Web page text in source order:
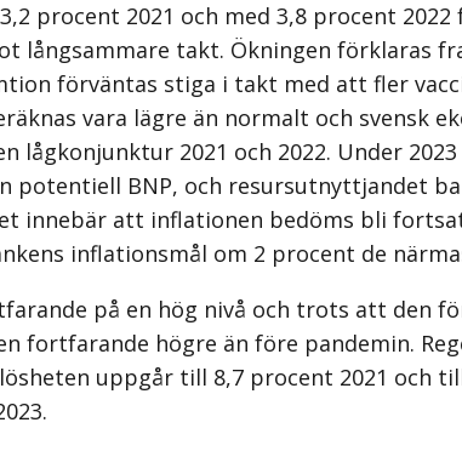
procent 2021 och med 3,8 procent
långsammare takt. Ökningen förklaras
förväntas stiga i takt med att fler
vara lägre än normalt och svensk
lågkonjunktur 2021 och 2022. Under 2023
potentiell BNP, och resursutnyttjandet
innebär att inflationen bedöms bli
inflationsmål om 2 procent de
på en hög nivå och trots att den
fortfarande högre än före pandemin.
uppgår till 8,7 procent 2021 och